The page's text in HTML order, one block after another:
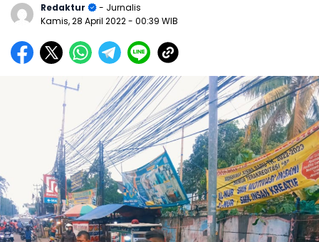
Redaktur
- Jurnalis
Kamis, 28 April 2022- 00:39 WIB